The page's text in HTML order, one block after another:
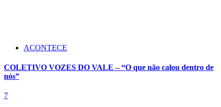
ACONTECE
COLETIVO VOZES DO VALE – “O que não calou dentro de
nós”
7